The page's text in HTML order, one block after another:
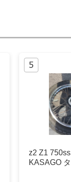
z2 Z1
KASAGO